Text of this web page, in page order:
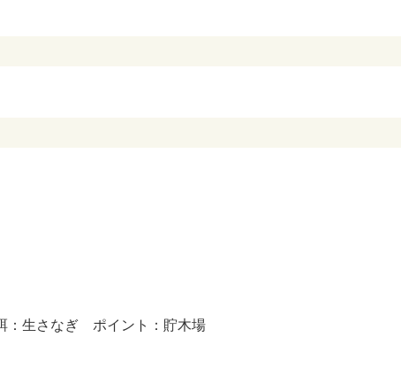
：生さなぎ ポイント：貯木場